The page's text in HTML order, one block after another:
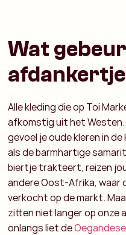
Wat
Alle kleding die op Toi
afkomstig uit het Westen.
gevoel je oude kleren in
als de barmhartige
biertje trakteert, reizen
andere Oost-Afrika, waar
verkocht op de markt.
zitten niet langer op
onlangs liet de